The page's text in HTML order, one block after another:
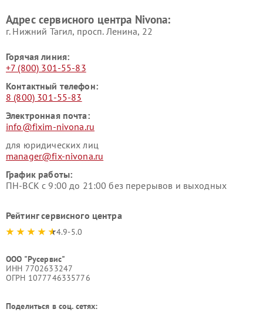
Адрес сервисного центра Nivona:
г. Нижний Тагил, просп. Ленина, 22
Горячая линия:
+7 (800) 301-55-83
Контактный телефон:
8 (800) 301-55-83
Электронная почта:
info@fixim-nivona.ru
для юридических лиц
manager@fix-nivona.ru
График работы:
ПН-ВСК с 9:00 до 21:00 без перерывов и выходных
Рейтинг сервисного центра
4.9-5.0
ООО "Русервис"
ИНН 7702633247
ОГРН 1077746335776
Поделиться в соц. сетях: